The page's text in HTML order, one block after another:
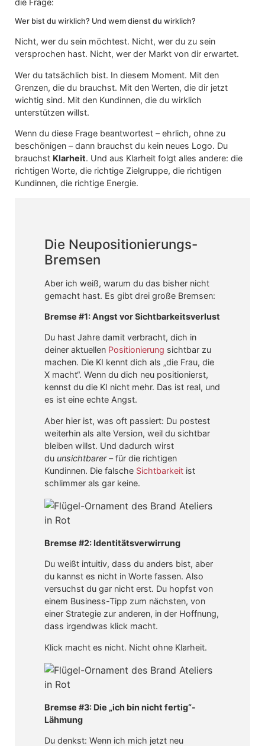
die Frage:
Wer bist du wirklich? Und wem dienst du wirklich?
Nicht, wer du sein möchtest. Nicht, wer du zu sein
versprochen hast. Nicht, wer der Markt von dir erwartet.
Wer du tatsächlich bist. In diesem Moment. Mit den
Grenzen, die du brauchst. Mit den Werten, die dir jetzt
wichtig sind. Mit den Kundinnen, die du wirklich
unterstützen willst.
Wenn du diese Frage beantwortest – ehrlich, ohne zu
beschönigen – dann brauchst du kein neues Logo. Du
brauchst Klarheit. Und aus Klarheit folgt alles andere: die
richtigen Worte, die richtige Zielgruppe, die richtigen
Kundinnen, die richtige Energie.
Die Neupositionierungs-
Bremsen
Aber ich weiß, warum du das bisher nicht
gemacht hast. Es gibt drei große Bremsen:
Bremse #1: Angst vor Sichtbarkeitsverlust
Du hast Jahre damit verbracht, dich in
deiner aktuellen Positionierung sichtbar zu
machen. Die KI kennt dich als „die Frau, die
X macht“. Wenn du dich neu positionierst,
kennst du die KI nicht mehr. Das ist real, und
es ist eine echte Angst.
Aber hier ist, was oft passiert: Du postest
weiterhin als alte Version, weil du sichtbar
bleiben willst. Und dadurch wirst
du unsichtbarer– für die richtigen
Kundinnen. Die falsche Sichtbarkeit ist
schlimmer als gar keine.
Bremse #2: Identitätsverwirrung
Du weißt intuitiv, dass du anders bist, aber
du kannst es nicht in Worte fassen. Also
versuchst du gar nicht erst. Du hopfst von
einem Business-Tipp zum nächsten, von
einer Strategie zur anderen, in der Hoffnung,
dass irgendwas klick macht.
Klick macht es nicht. Nicht ohne Klarheit.
Bremse #3: Die „ich bin nicht fertig“-
Lähmung
Du denkst: Wenn ich mich jetzt neu